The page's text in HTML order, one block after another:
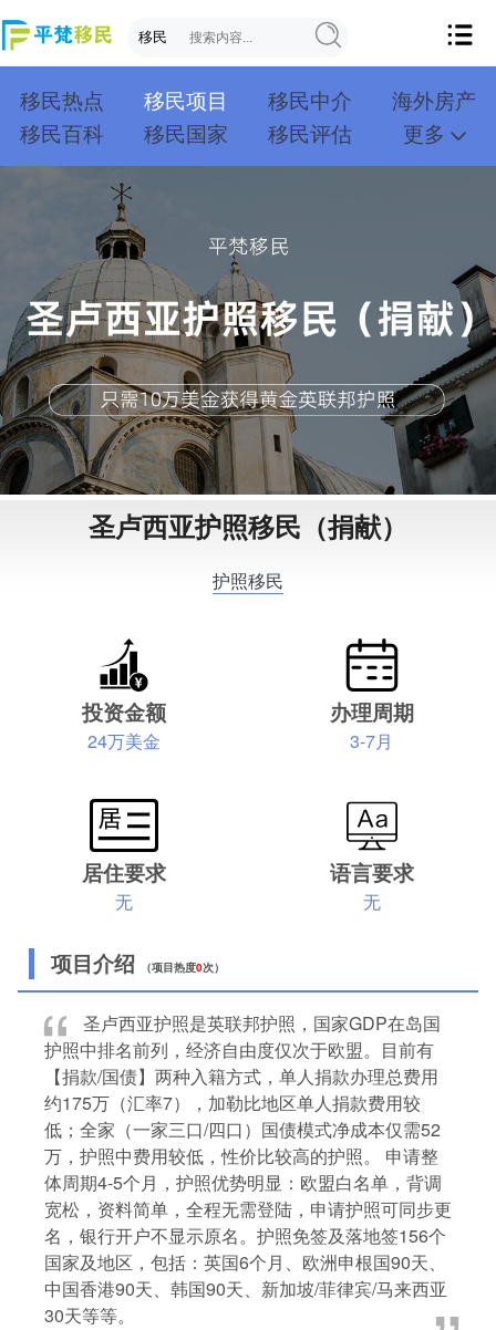
移民热点 移民项目 移民中介
海外房产
移民百科
移民国家 移民评估
更多
成功案例
投资移民 创业移民
购房移民
联系我们
圣卢西亚护照移民（捐献）
护照移民
投资金额
24万美金
办理周期
3-7月
居住要求
无
语言要求
无
项目介绍 （项目热度0次）
圣卢西亚护照是英联邦护照，国家GDP在岛国
护照中排名前列，经济自由度仅次于欧盟。目前有
【捐款/国债】两种入籍方式，单人捐款办理总费用
约175万（汇率7），加勒比地区单人捐款费用较
低；全家（一家三口/四口）国债模式净成本仅需52
万，护照中费用较低，性价比较高的护照。 申请整
体周期4-5个月，护照优势明显：欧盟白名单，背调
宽松，资料简单，全程无需登陆，申请护照可同步更
名，银行开户不显示原名。护照免签及落地签156个
国家及地区，包括：英国6个月、欧洲申根国90天、
中国香港90天、韩国90天、新加坡/菲律宾/马来西亚
30天等等。